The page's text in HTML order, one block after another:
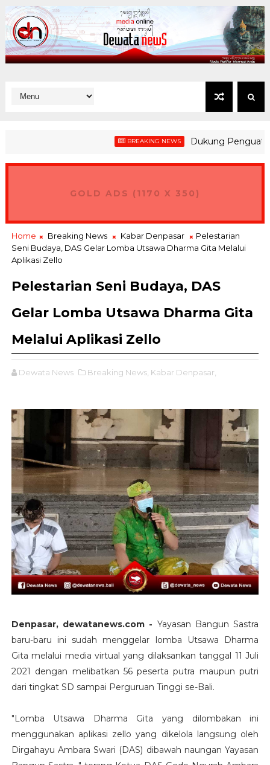
BREAKING NEWS Dukung Penguatan
GOLD ADS (1170 X 350)
Home Breaking News Kabar Denpasar
Pelestarian
Seni Budaya, DAS Gelar Lomba Utsawa Dharma Gita Melalui
Aplikasi Zello
Pelestarian Seni Budaya, DAS
Gelar Lomba Utsawa Dharma Gita
Melalui Aplikasi Zello
Dewata News Breaking News, Kabar Denpasar,
Denpasar, dewatanews.com - Yayasan Bangun Sastra
baru-baru ini sudah menggelar lomba Utsawa Dharma
Gita melalui media virtual yang dilaksankan tanggal 11 Juli
2021 dengan melibatkan 56 peserta putra maupun putri
dari tingkat SD sampai Perguruan Tinggi se-Bali.
"Lomba Utsawa Dharma Gita yang dilombakan ini
menggunakan aplikasi zello yang dikelola langsung oleh
Dirgahayu Ambara Swari (DAS) dibawah naungan Yayasan